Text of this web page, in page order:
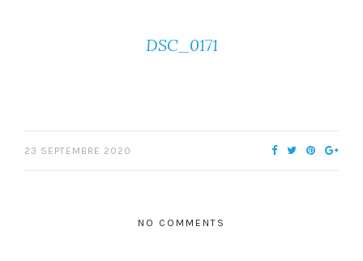
DSC_0171
23 SEPTEMBRE 2020
NO COMMENTS